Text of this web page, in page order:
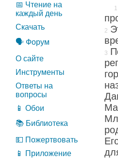
📅 Чтение на
каждый день
Скачать
🗣️ Форум
О сайте
Инструменты
Ответы на
вопросы
📱 Обои
📚 Библиотека
💵 Пожертвовать
📱 Приложение